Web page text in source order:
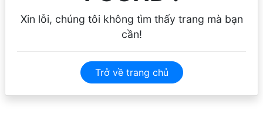
Xin lỗi, chúng tôi không tìm thấy trang mà bạn
cần!
Trở về trang chủ